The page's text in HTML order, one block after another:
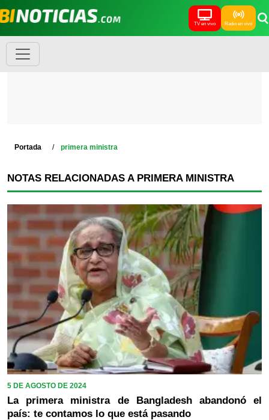
TV en vivo Radio en vivo
Portada primera ministra
NOTAS RELACIONADAS A PRIMERA MINISTRA
5 DE AGOSTO DE 2024
La primera ministra de Bangladesh abandonó el
país: te contamos lo que está pasando